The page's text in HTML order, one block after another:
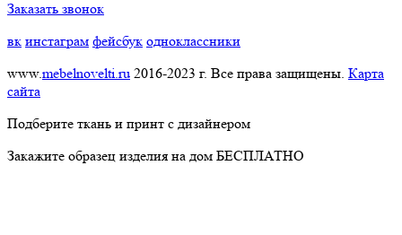
Заказать звонок
вк инстаграм фейсбук одноклассники
www.mebelnovelti.ru 2016-2023 г. Все права защищены. Карта
сайта
Подберите ткань и принт с дизайнером
Закажите образец изделия на дом БЕСПЛАТНО